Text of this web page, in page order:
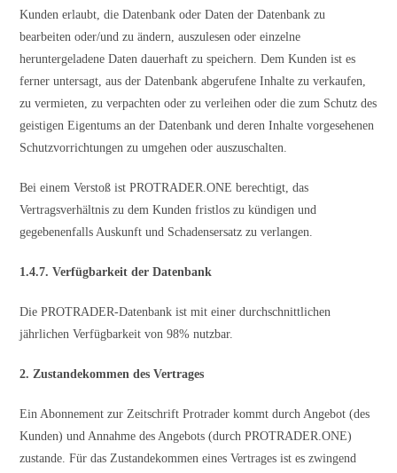
Kunden erlaubt, die Datenbank oder Daten der Datenbank zu
bearbeiten oder/und zu ändern, auszulesen oder einzelne
heruntergeladene Daten dauerhaft zu speichern. Dem Kunden ist es
ferner untersagt, aus der Datenbank abgerufene Inhalte zu verkaufen,
zu vermieten, zu verpachten oder zu verleihen oder die zum Schutz des
geistigen Eigentums an der Datenbank und deren Inhalte vorgesehenen
Schutzvorrichtungen zu umgehen oder auszuschalten.
Bei einem Verstoß ist PROTRADER.ONE berechtigt, das
Vertragsverhältnis zu dem Kunden fristlos zu kündigen und
gegebenenfalls Auskunft und Schadensersatz zu verlangen.
1.4.7. Verfügbarkeit der Datenbank
Die PROTRADER-Datenbank ist mit einer durchschnittlichen
jährlichen Verfügbarkeit von 98% nutzbar.
2. Zustandekommen des Vertrages
Ein Abonnement zur Zeitschrift Protrader kommt durch Angebot (des
Kunden) und Annahme des Angebots (durch PROTRADER.ONE)
zustande. Für das Zustandekommen eines Vertrages ist es zwingend